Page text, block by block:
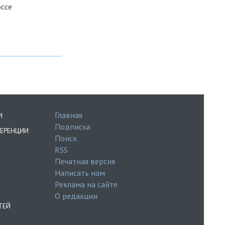
Главная
Подписка
Поиск
RSS
Печатная версия
Написать нам
Реклама на сайте
О редакции